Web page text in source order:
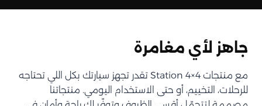
جاهز لأي مغامرة
مع منتجات Station 4×4 تقدر تجهز سيارتك بكل اللي تحتاجه
للرحلات، التخييم، أو حتى الاستخدام اليومي. منتجاتنا